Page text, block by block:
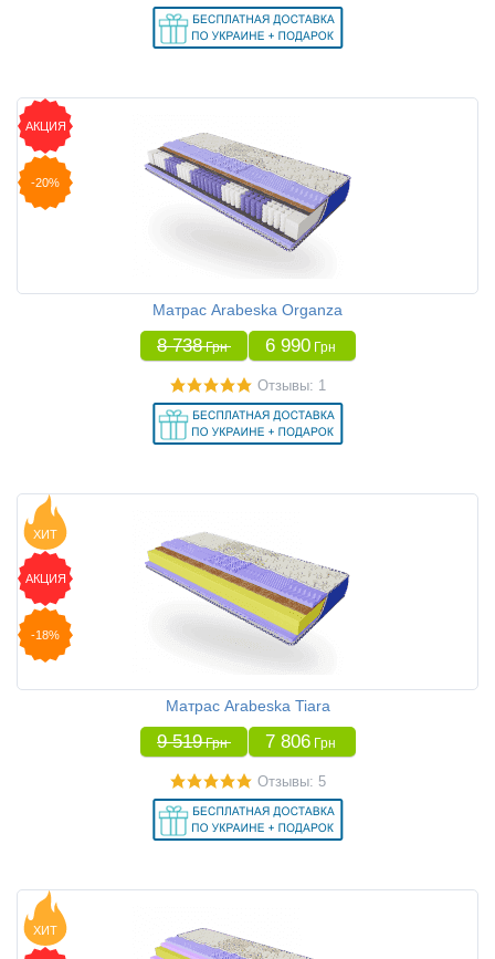
АКЦИЯ
-20%
Матрас Arabeska Organza
8 738 Грн 6 990 Грн
Отзывы: 1
ХИТ
АКЦИЯ
-18%
Матрас Arabeska Tiara
9 519 Грн 7 806 Грн
Отзывы: 5
ХИТ